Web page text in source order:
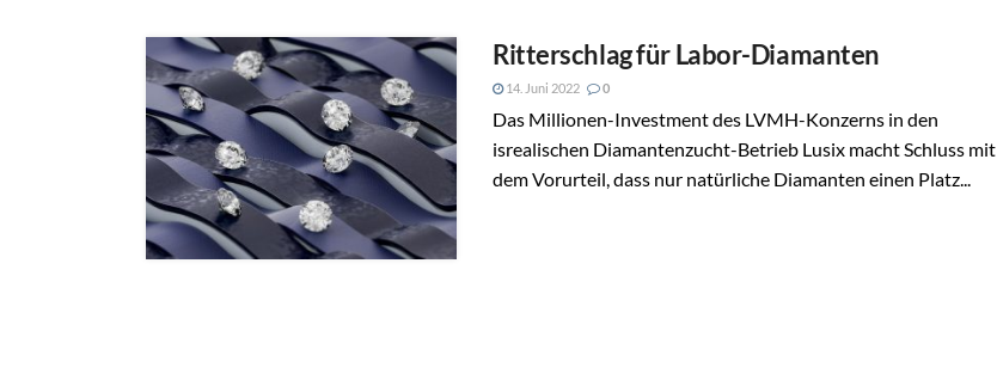
Ritterschlag für Labor-Diamanten
14. Juni 2022 0
Das Millionen-Investment des LVMH-Konzerns in den
isrealischen Diamantenzucht-Betrieb Lusix macht Schluss mit
dem Vorurteil, dass nur natürliche Diamanten einen Platz...